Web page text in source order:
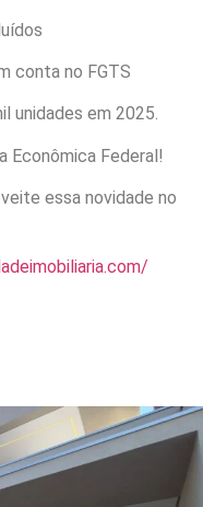
conta no FGTS
unidades em 2025.
Econômica Federal!
essa novidade no